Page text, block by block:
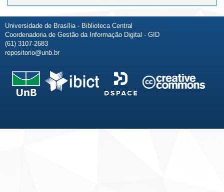
Universidade de Brasília - Biblioteca Central
Coordenadoria de Gestão da Informação Digital - GID
(61) 3107-2683
repositorio@unb.br